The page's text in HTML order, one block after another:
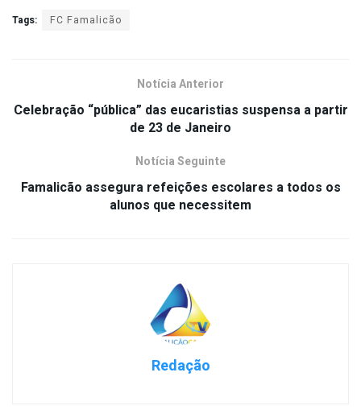
Tags: FC Famalicão
Notícia Anterior
Celebração “pública” das eucaristias suspensa a partir
de 23 de Janeiro
Notícia Seguinte
Famalicão assegura refeições escolares a todos os
alunos que necessitem
Redação